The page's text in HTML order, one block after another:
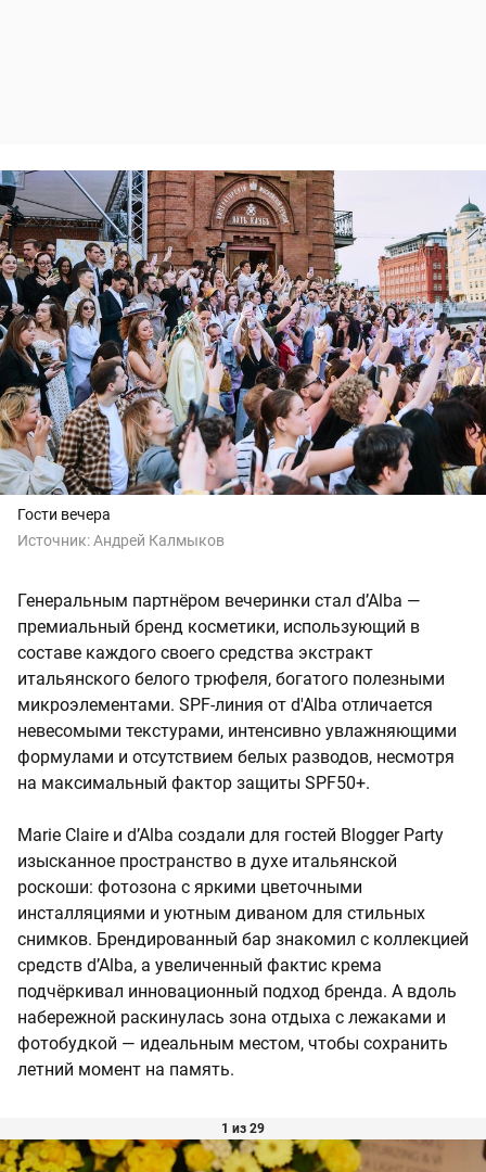
Гости вечера
Источник:Андрей Калмыков
Генеральным партнёром вечеринки стал d’Alba —
премиальный бренд косметики, использующий в
составе каждого своего средства экстракт
итальянского белого трюфеля, богатого полезными
микроэлементами. SPF-линия от d'Alba отличается
невесомыми текстурами, интенсивно увлажняющими
формулами и отсутствием белых разводов, несмотря
на максимальный фактор защиты SPF50+.
Marie Claire и d’Alba создали для гостей Blogger Party
изысканное пространство в духе итальянской
роскоши: фотозона с яркими цветочными
инсталляциями и уютным диваном для стильных
снимков. Брендированный бар знакомил с коллекцией
средств d’Alba, а увеличенный фактис крема
подчёркивал инновационный подход бренда. А вдоль
набережной раскинулась зона отдыха с лежаками и
фотобудкой — идеальным местом, чтобы сохранить
летний момент на память.
1 из 29